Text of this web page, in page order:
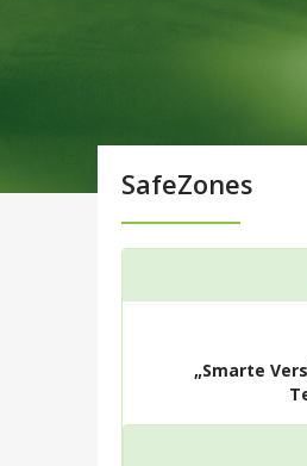
SafeZones
„Smarte